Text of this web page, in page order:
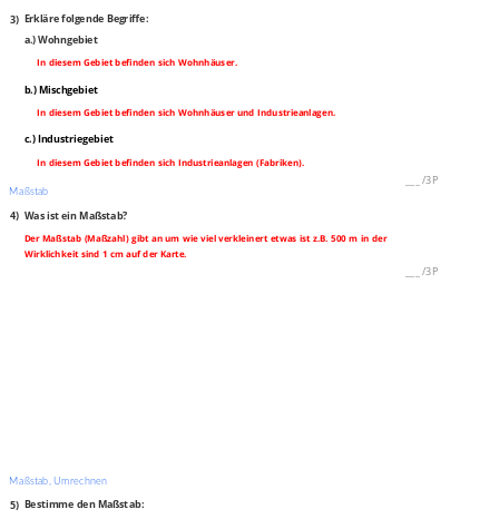
3) Erkläre folgende Begriffe:
a.) Wohngebiet
In diesem Gebiet befinden sich Wohnhäuser.
b.) Mischgebiet
In diesem Gebiet befinden sich Wohnhäuser und Industrieanlagen.
c.) Industriegebiet
In diesem Gebiet befinden sich Industrieanlagen (Fabriken).
/3P
Maßstab
4) Was ist ein Maßstab?
Der Maßstab (Maßzahl) gibt an um wie viel verkleinert etwas ist z.B. 500 m in der
Wirklichkeit sind 1 cm auf der Karte.
/3P
Maßstab, Umrechnen
5) Bestimme den Maßstab: